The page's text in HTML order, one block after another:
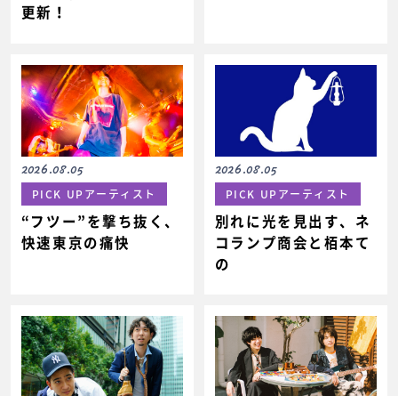
更新！
2026.08.05
PICK UPアーティスト
“フツー”を撃ち抜く、
快速東京の痛快
2026.08.05
PICK UPアーティスト
別れに光を見出す、ネ
コランプ商会と栢本て
の